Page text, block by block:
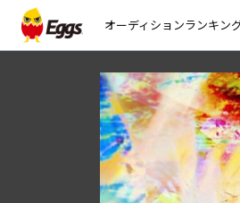
オーディションランキン